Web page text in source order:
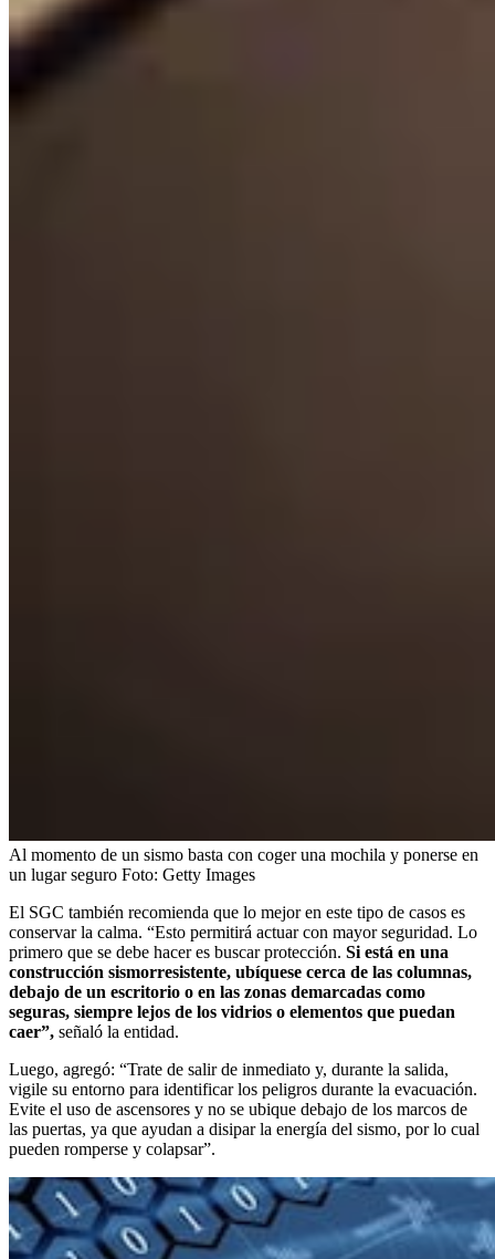
Al momento de un sismo basta con coger una mochila y ponerse en
un lugar seguro Foto: Getty Images
El SGC también recomienda que lo mejor en este tipo de casos es
conservar la calma. “Esto permitirá actuar con mayor seguridad. Lo
primero que se debe hacer es buscar protección. Si está en una
construcción sismorresistente, ubíquese cerca de las columnas,
debajo de un escritorio o en las zonas demarcadas como
seguras, siempre lejos de los vidrios o elementos que puedan
caer”, señaló la entidad.
Luego, agregó: “Trate de salir de inmediato y, durante la salida,
vigile su entorno para identificar los peligros durante la evacuación.
Evite el uso de ascensores y no se ubique debajo de los marcos de
las puertas, ya que ayudan a disipar la energía del sismo, por lo cual
pueden romperse y colapsar”.